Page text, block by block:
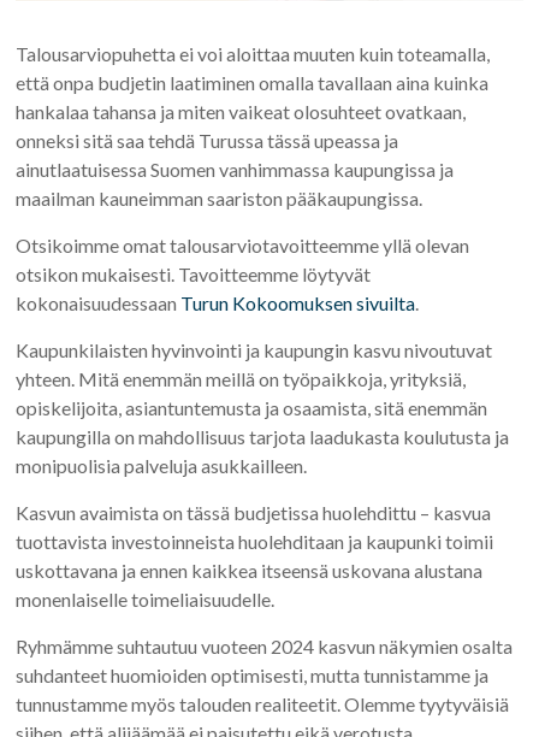
Talousarviopuhetta ei voi aloittaa muuten kuin toteamalla,
että onpa budjetin laatiminen omalla tavallaan aina kuinka
hankalaa tahansa ja miten vaikeat olosuhteet ovatkaan,
onneksi sitä saa tehdä Turussa tässä upeassa ja
ainutlaatuisessa Suomen vanhimmassa kaupungissa ja
maailman kauneimman saariston pääkaupungissa.
Otsikoimme omat talousarviotavoitteemme yllä olevan
otsikon mukaisesti. Tavoitteemme löytyvät
kokonaisuudessaan Turun Kokoomuksen sivuilta.
Kaupunkilaisten hyvinvointi ja kaupungin kasvu nivoutuvat
yhteen. Mitä enemmän meillä on työpaikkoja, yrityksiä,
opiskelijoita, asiantuntemusta ja osaamista, sitä enemmän
kaupungilla on mahdollisuus tarjota laadukasta koulutusta ja
monipuolisia palveluja asukkailleen.
Kasvun avaimista on tässä budjetissa huolehdittu – kasvua
tuottavista investoinneista huolehditaan ja kaupunki toimii
uskottavana ja ennen kaikkea itseensä uskovana alustana
monenlaiselle toimeliaisuudelle.
Ryhmämme suhtautuu vuoteen 2024 kasvun näkymien osalta
suhdanteet huomioiden optimisesti, mutta tunnistamme ja
tunnustamme myös talouden realiteetit. Olemme tyytyväisiä